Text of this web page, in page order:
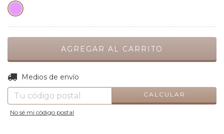
Entregas para el CP:
Medios de envío
CALCULAR
No sé mi código postal